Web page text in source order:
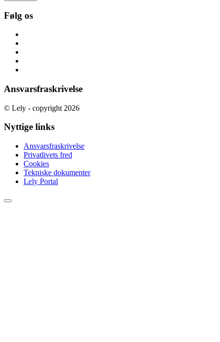
Følg os
Ansvarsfraskrivelse
© Lely - copyright 2026
Nyttige links
Ansvarsfraskrivelse
Privatlivets fred
Cookies
Tekniske dokumenter
Lely Portal